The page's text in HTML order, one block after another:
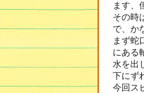
ます、
その時
で、か
まず蛇
にある
水を出
下にず
今回ス